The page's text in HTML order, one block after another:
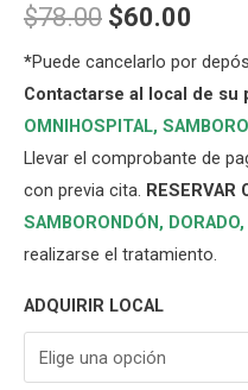
$78.00 $60.00
*Puede cancelarlo por
Contactarse al local de su
OMNIHOSPITAL,
Llevar el comprobante de
con previa cita. RESERVAR
SAMBORONDÓN, DORADO,
realizarse el tratamiento.
ADQUIRIR LOCAL